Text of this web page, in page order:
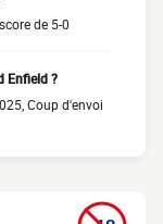
de 5-0
Enfield ?
Coup d'envoi